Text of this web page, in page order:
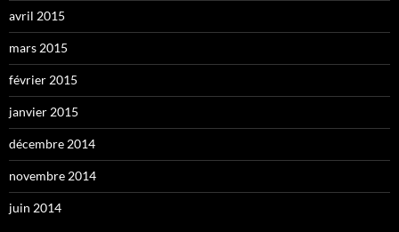
avril 2015
mars 2015
février 2015
janvier 2015
décembre 2014
novembre 2014
juin 2014